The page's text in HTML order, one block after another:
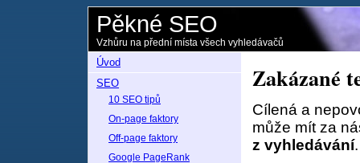
Pěkné SEO
Vzhůru na přední místa všech vyhledávačů
Zakázané
Cílená a
může mít za
z vyhledávání.
Úvod
SEO
10 SEO tipů
On-page faktory
Off-page faktory
Google PageRank